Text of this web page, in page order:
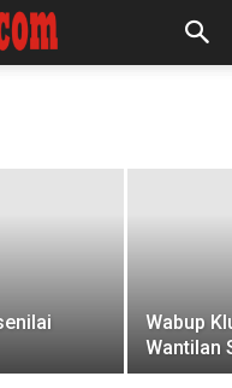
Bulan Bung
Pancasila
Wabup
Wantilan